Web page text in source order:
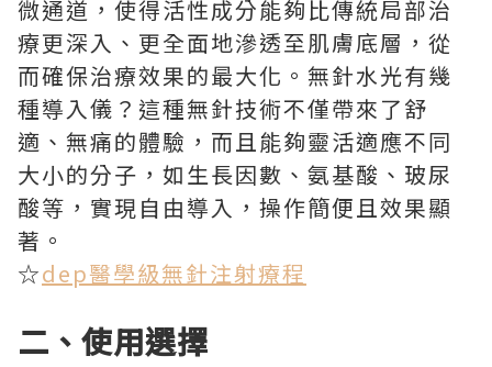
微通道，使得活性成分能夠比傳統局部治
療更深入、更全面地滲透至肌膚底層，從
而確保治療效果的最大化。無針水光有幾
種導入儀？這種無針技術不僅帶來了舒
適、無痛的體驗，而且能夠靈活適應不同
大小的分子，如生長因數、氨基酸、玻尿
酸等，實現自由導入，操作簡便且效果顯
著。
☆dep醫學級無針注射療程
二、使用選擇